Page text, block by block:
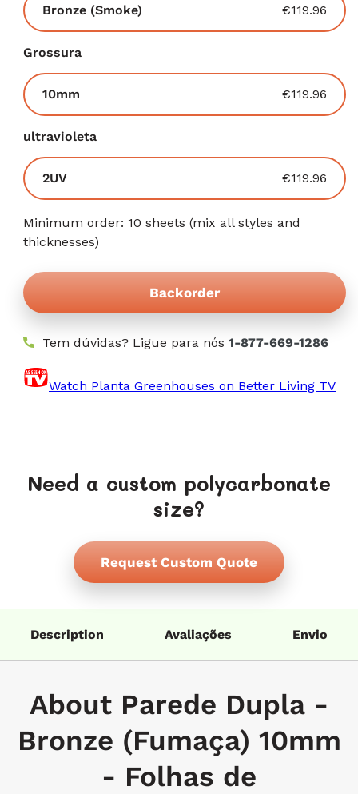
Bronze (Smoke)
esgotada
€119.96
Grossura
10mm
esgotada
ou
€119.96
ultravioleta
2UVVariante
esgotada
indisponível
€119.96
Minimum order: 10 sheets (mix all styles and
thicknesses)
Backorder
Tem dúvidas? Ligue para nós 1-877-669-1286
Watch Planta Greenhouses on Better Living TV
Need a custom polycarbonate
size?
Request Custom Quote
Description Avaliações Envio
About Parede Dupla -
Bronze (Fumaça) 10mm
- Folhas de